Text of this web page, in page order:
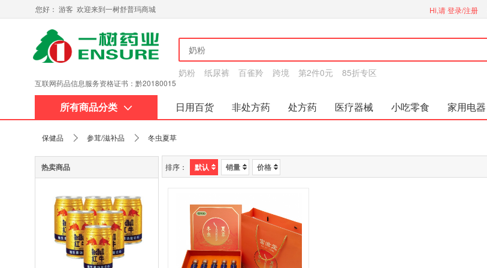
您好： 游客 欢迎来到一树舒普玛商城 Hi,请登录/注册
互联网药品信息服务资格证书：黔20180015
奶粉 纸尿裤 百雀羚 跨境 第2件0元 85折专区
所有商品分类 日用百货 非处方药 处方药 医疗器械 小吃零食 家用电器
保健品 参茸/滋补品 冬虫夏草
热卖商品 排序： 默认 销量 价格